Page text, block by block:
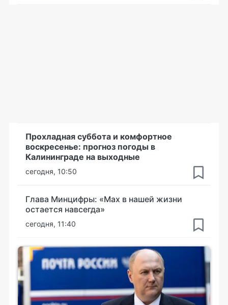
Прохладная суббота и комфортное
воскресенье: прогноз погоды в
Калининграде на выходные
сегодня, 10:50
Глава Минцифры: «Мах в нашей жизни
остается навсегда»
сегодня, 11:40